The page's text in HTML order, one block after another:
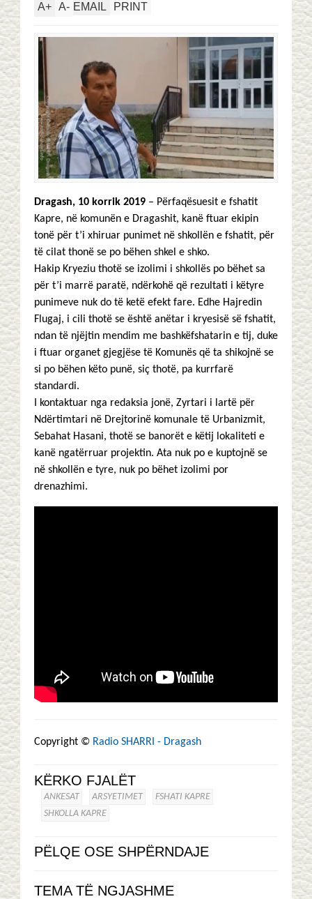
A+ A- EMAIL PRINT
Dragash, 10 korrik 2019 – Përfaqësuesit e fshatit
Kapre, në komunën e Dragashit, kanë ftuar ekipin
tonë për t’i xhiruar punimet në shkollën e fshatit, për
të cilat thonë se po bëhen shkel e shko.
Hakip Kryeziu thotë se izolimi i shkollës po bëhet sa
për t’i marrë paratë, ndërkohë që rezultati i këtyre
punimeve nuk do të ketë efekt fare. Edhe Hajredin
Flugaj, i cili thotë se është anëtar i kryesisë së fshatit,
ndan të njëjtin mendim me bashkëfshatarin e tij, duke
i ftuar organet gjegjëse të Komunës që ta shikojnë se
si po bëhen këto punë, siç thotë, pa kurrfarë
standardi.
I kontaktuar nga redaksia jonë, Zyrtari i lartë për
Ndërtimtari në Drejtorinë komunale të Urbanizmit,
Sebahat Hasani, thotë se banorët e këtij lokaliteti e
kanë ngatërruar projektin. Ata nuk po e kuptojnë se
në shkollën e tyre, nuk po bëhet izolimi por
drenazhimi.
Copyright © Radio SHARRI - Dragash
KËRKO FJALËT
ANKESAT ARSYETIMET
FSHATI KAPRE
SHKOLLA KAPRE
PËLQE OSE SHPËRNDAJE
TEMA TË NGJASHME